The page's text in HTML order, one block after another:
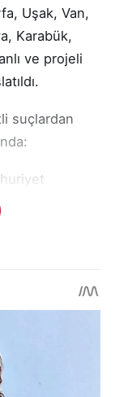
Uşak, Van,
Karabük,
ve projeli
suçlardan
İl Emniyet
Müdürleri
, suç
suç örgütleri